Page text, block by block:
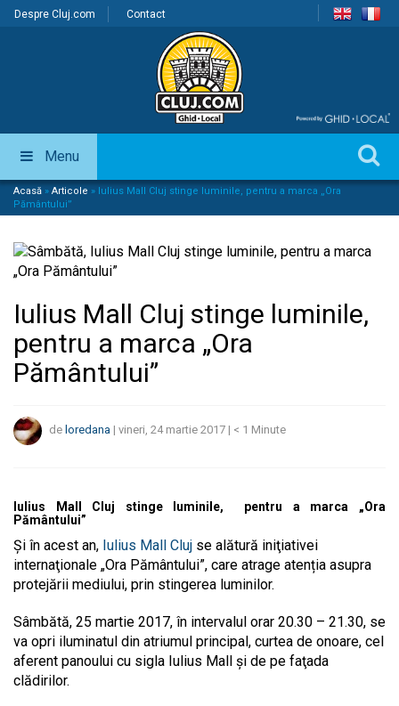
Despre Cluj.com Contact
Menu
Acasă » Articole » Iulius Mall Cluj stinge luminile, pentru a marca „Ora
Pământului”
Iulius Mall Cluj stinge luminile,
pentru a marca „Ora
Pământului”
de loredana | vineri, 24 martie 2017 | < 1 Minute
Iulius Mall Cluj stinge luminile, pentru a marca „Ora
Pământului”
Și în acest an, Iulius Mall Cluj se alătură iniţiativei
internaţionale „Ora Pământului”, care atrage atenția asupra
protejării mediului, prin stingerea luminilor.
Sâmbătă, 25 martie 2017, în intervalul orar 20.30 – 21.30, se
va opri iluminatul din atriumul principal, curtea de onoare, cel
aferent panoului cu sigla Iulius Mall și de pe faţada
clădirilor.